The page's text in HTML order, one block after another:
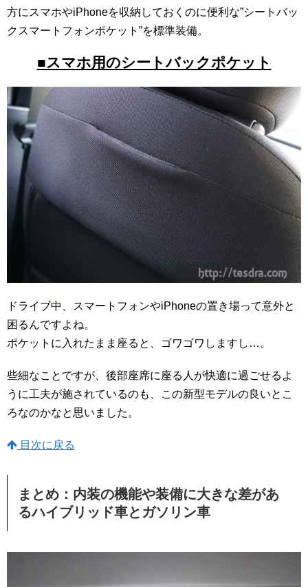
方にスマホやiPhoneを収納しておくのに便利な”シートバッ
クスマートフォンポケット”を標準装備。
■スマホ用のシートバックポケット
ドライブ中、スマートフォンやiPhoneの置き場って意外と
困るんですよね。
ポケットに入れたまま座ると、ゴワゴワしますし…。
些細なことですが、後部座席に座る人が快適に過ごせるよ
うに工夫が施されているのも、この新型モデルの良いとこ
ろなのかなと思いました。
目次に戻る
まとめ：内装の機能や装備に大きな差があ
るハイブリッド車とガソリン車